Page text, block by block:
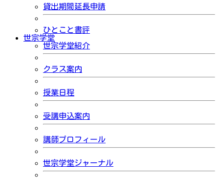
貸出期間延長申請
ひとこと書評
世宗学堂
世宗学堂紹介
クラス案内
授業日程
受講申込案内
講師プロフィール
世宗学堂ジャーナル